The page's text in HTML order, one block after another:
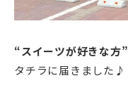
“スイーツが好きな方”
タチラに届きました♪